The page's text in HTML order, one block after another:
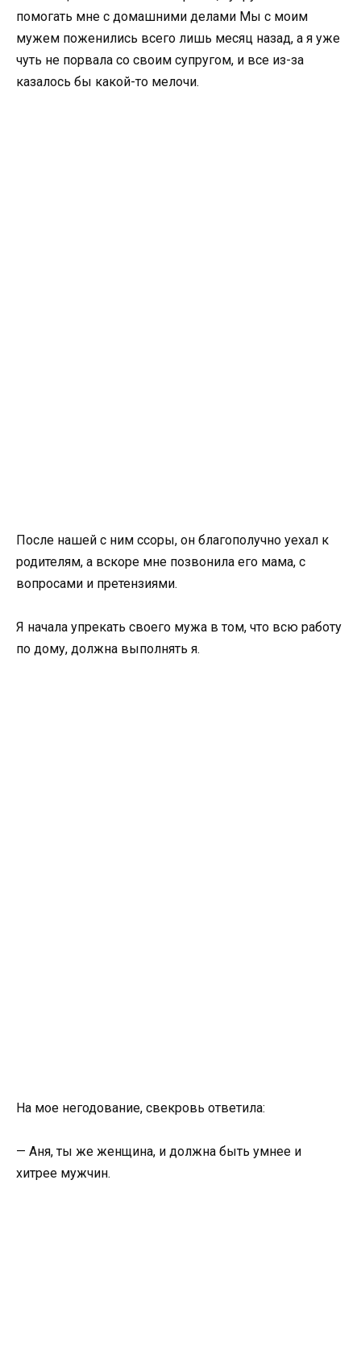
помогать мне с домашними делами Мы с моим
мужем поженились всего лишь месяц назад, а я уже
чуть не порвала со своим супругом, и все из-за
казалось бы какой-то мелочи.
После нашей с ним ссоры, он благополучно уехал к
родителям, а вскоре мне позвонила его мама, с
вопросами и претензиями.
Я начала упрекать своего мужа в том, что всю работу
по дому, должна выполнять я.
На мое негодование, свекровь ответила:
— Аня, ты же женщина, и должна быть умнее и
хитрее мужчин.